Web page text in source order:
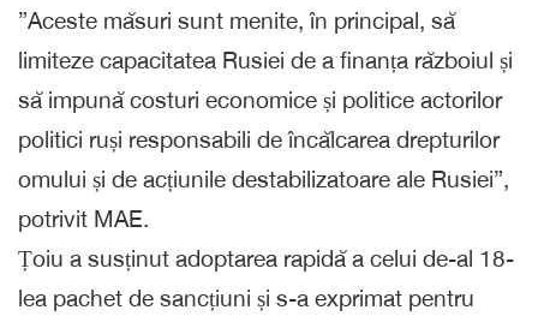
”Aceste măsuri sunt menite, în principal, să
limiteze capacitatea Rusiei de a finanța războiul și
să impună costuri economice și politice actorilor
politici ruși responsabili de încălcarea drepturilor
omului și de acțiunile destabilizatoare ale Rusiei”,
potrivit MAE.
Țoiu a susținut adoptarea rapidă a celui de-al 18-
lea pachet de sancțiuni și s-a exprimat pentru